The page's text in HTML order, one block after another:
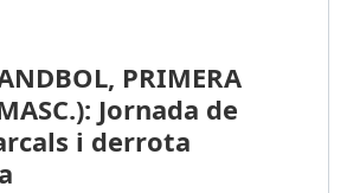
PRIMERA
Jornada de
i derrota